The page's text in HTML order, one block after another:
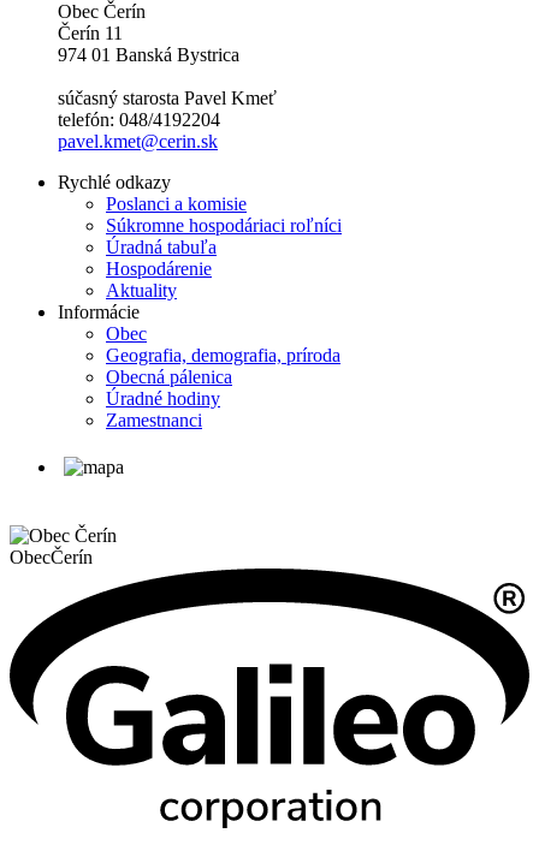
Obec Čerín
Čerín 11
974 01 Banská Bystrica
súčasný starosta Pavel Kmeť
telefón: 048/4192204
pavel.kmet@cerin.sk
Rychlé odkazy
Poslanci a komisie
Súkromne hospodáriaci roľníci
Úradná tabuľa
Hospodárenie
Aktuality
Informácie
Obec
Geografia, demografia, príroda
Obecná pálenica
Úradné hodiny
Zamestnanci
ObecČerín